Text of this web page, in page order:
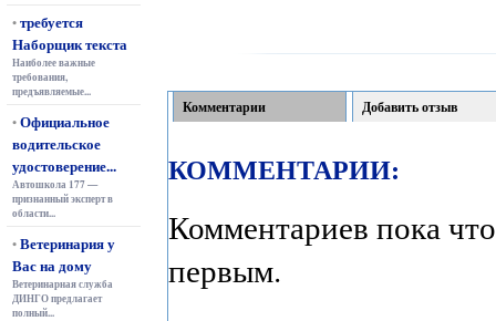
•требуется
Наборщик текста
Наиболее важные
требования,
предъявляемые...
•Официальное
водительское
удостоверение...
Автошкола 177 —
признанный эксперт в
области...
•Ветеринария у
Вас на дому
Ветеринарная служба
ДИНГО предлагает
полный...
Комментарии Добавить отзыв
КОММЕНТАРИИ:
Комментариев пока
первым.